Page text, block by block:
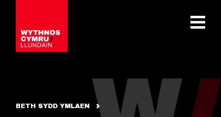
OPEN
BETH SYDD YMLAEN